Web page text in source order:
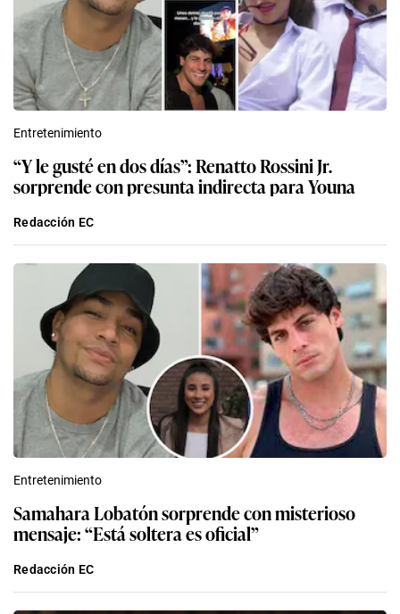
Entretenimiento
“Y le gusté en dos días”: Renatto Rossini Jr.
sorprende con presunta indirecta para Youna
Redacción EC
Entretenimiento
Samahara Lobatón sorprende con misterioso
mensaje: “Está soltera es oficial”
Redacción EC